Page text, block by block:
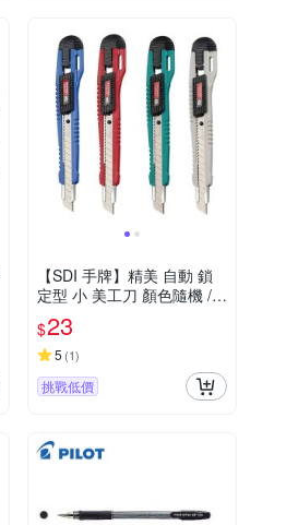
【SDI 手牌】精美 自動 鎖
定型 小 美工刀 顏色隨機 /支
0413C
$23
5 (1)
挑戰低價